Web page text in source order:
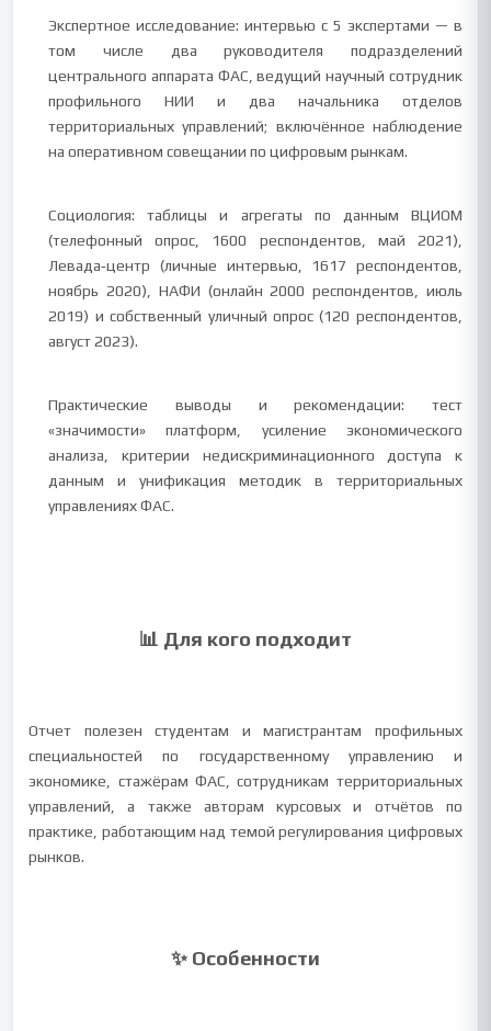
Экспертное исследование: интервью с 5 экспертами — в
том числе два руководителя подразделений
центрального аппарата ФАС, ведущий научный сотрудник
профильного НИИ и два начальника отделов
территориальных управлений; включённое наблюдение
на оперативном совещании по цифровым рынкам.
Социология: таблицы и агрегаты по данным ВЦИОМ
(телефонный опрос, 1600 респондентов, май 2021),
Левада‑центр (личные интервью, 1617 респондентов,
ноябрь 2020), НАФИ (онлайн 2000 респондентов, июль
2019) и собственный уличный опрос (120 респондентов,
август 2023).
Практические выводы и рекомендации: тест
«значимости» платформ, усиление экономического
анализа, критерии недискриминационного доступа к
данным и унификация методик в территориальных
управлениях ФАС.
📊 Для кого подходит
Отчет полезен студентам и магистрантам профильных
специальностей по государственному управлению и
экономике, стажёрам ФАС, сотрудникам территориальных
управлений, а также авторам курсовых и отчётов по
практике, работающим над темой регулирования цифровых
рынков.
✨ Особенности